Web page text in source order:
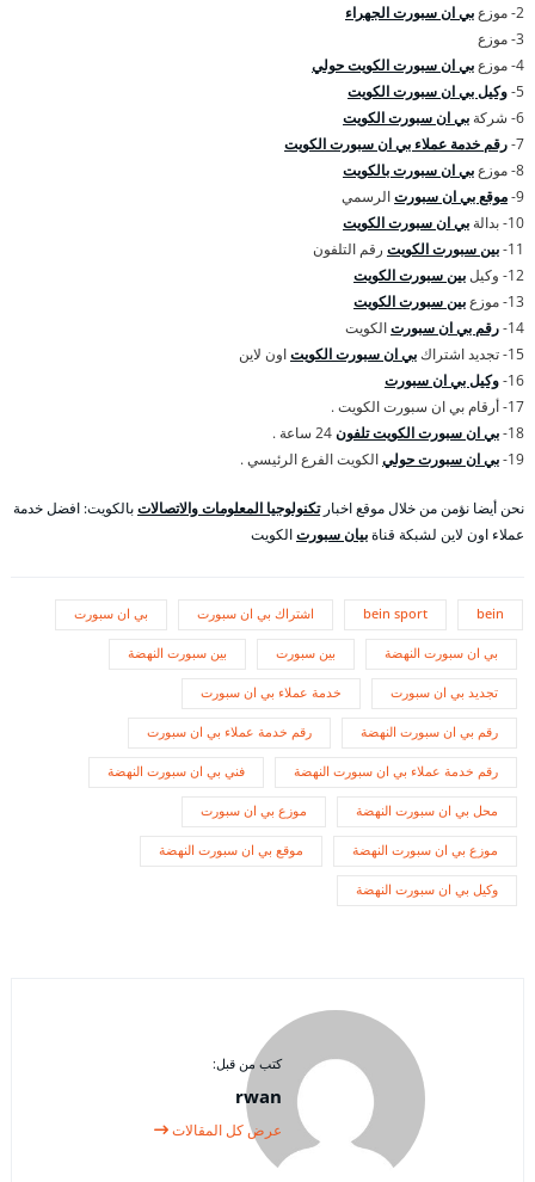
2- موزع
بي ان سبورت الجهراء
3- موزع
4- موزع
بي ان سبورت الكويت حولي
5- وكيل بي ان سبورت الكويت
6- شركة
بي ان سبورت الكويت
7- رقم خدمة عملاء بي ان سبورت الكويت
8- موزع
بي ان سبورت بالكويت
9- موقع بي ان سبورتالرسمي
10- بدالة
بي ان سبورت الكويت
11- بين سبورت الكويت رقم التلفون
12- وكيل
بين سبورت الكويت
13- موزع
بين سبورت الكويت
14- رقم بي ان سبورتالكويت
15- تجديد اشتراك
بي ان سبورت الكويتاون لاين
16- وكيل بي ان سبورت
17- أرقام بي ان سبورت الكويت .
18- بي ان سبورت الكويت تلفون
19- بي ان سبورت حوليالكويت الفرع الرئيسي .
نحن أيضا نؤمن من خلال موقع اخبارتكنولوجيا المعلومات والاتصالاتبالكويت: افضل خدمة
عملاء اون لاين لشبكة قناةبيان سبورتالكويت
bein
bein sport اشتراك بي ان سبورت بي ان سبورت
بي ان سبورت النهضة بين سبورت بين سبورت النهضة
تجديد بي ان سبورت خدمة عملاء بي ان سبورت
رقم بي ان سبورت النهضة رقم خدمة عملاء بي ان سبورت
رقم خدمة عملاء بي ان سبورت النهضة فني بي ان سبورت النهضة
محل بي ان سبورت النهضة موزع بي ان سبورت
موزع بي ان سبورت النهضة موقع بي ان سبورت النهضة
وكيل بي ان سبورت النهضة
كتب من قبل:
rwan
عرض كل المقالات